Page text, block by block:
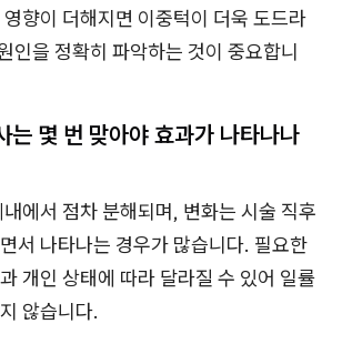
향이 더해지면 이중턱이 더욱 도드라
인을 정확히 파악하는 것이 중요합니
는 몇 번 맞아야 효과가 나타나나
에서 점차 분해되며, 변화는 시술 직후
서 나타나는 경우가 많습니다. 필요한
개인 상태에 따라 달라질 수 있어 일률
않습니다.